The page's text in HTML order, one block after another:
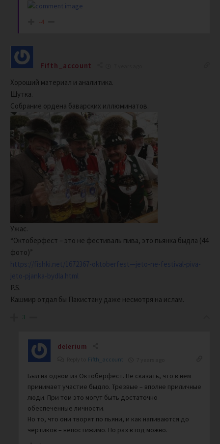
-4
Fifth_account
Хороший материал и аналитика.
Шутка.
Собрание ордена баварских иллюминатов.
Ужас.
“Октоберфест – это не фестиваль пива, это пьянка быдла (44
фото)”
https://fishki.net/1672367-oktoberfest—jeto-ne-festival-piva-
jeto-pjanka-bydla.html
P.S.
Кашмир отдал бы Пакистану даже несмотря на ислам.
3
delerium
Fifth_account
Был на одном из Октоберфест. Не сказать, что в нём
принимает участие быдло. Трезвые – вполне приличные
люди. При том это могут быть достаточно
обеспеченные личности.
Но то, что они творят по пьяни, и как напиваются до
чёртиков – непостижимо. Но раз в год можно.